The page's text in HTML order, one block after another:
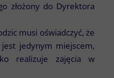
złożony do Dyrektora
musi oświadczyć, że
jest jedynym miejscem,
realizuje zajęcia w